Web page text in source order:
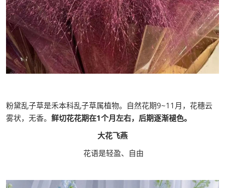
粉黛乱子草是禾本科乱子草属植物。自然花期9~11月，花穗云
雾状，无香。 鲜切花花期在1个月左右，后期逐渐褪色。
大花飞燕
花语是轻盈、自由